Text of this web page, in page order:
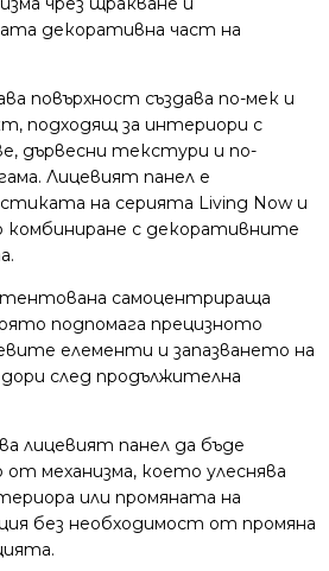
декоративна част на
повърхност създава по-мек и
подходящ за интериори с
дървесни текстури и по-
Лицевият панел е
на серията Living Now и
комбиниране с декоративните
самоцентрираща
подпомага прецизното
елементи и запазването на
след продължителна
лицевият панел да бъде
от механизма, което улеснява
или промяната на
без необходимост от промяна